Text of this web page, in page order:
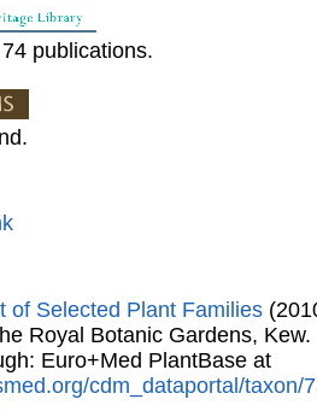
publications.
of Selected Plant Families
Royal Botanic Gardens, Kew.
Euro+Med PlantBase at
cdm_dataportal/taxon/